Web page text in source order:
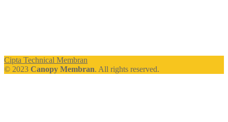
Cipta Technical Membran
© 2023 Canopy Membran. All rights reserved.